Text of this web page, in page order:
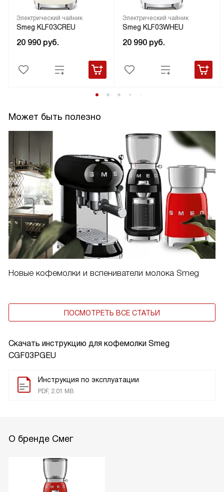
Скачать инструкцию для кофемолки Smeg
CGF03PGEU
Инструкция по эксплуатации
PDF, 2.01 MB
Электрический чайник
Smeg KLF03CREU
20 990 руб.
Электрический чайник
Smeg KLF03WHEU
20 990 руб.
Может быть полезно
Новые кофемолки и вспениватели молока Smeg
ПОСМОТРЕТЬ ВСЕ СТАТЬИ
О бренде Смег